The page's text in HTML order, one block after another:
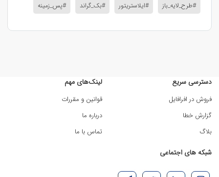
#طرح_لایه_باز #ایلاستریتور #بک_گراند #پس_زمینه
دسترسی سریع
فروش در افرافایل
گزارش خطا
بلاگ
لینک‌های مهم
قوانین و مقررات
درباره ما
تماس با ما
شبکه های اجتماعی